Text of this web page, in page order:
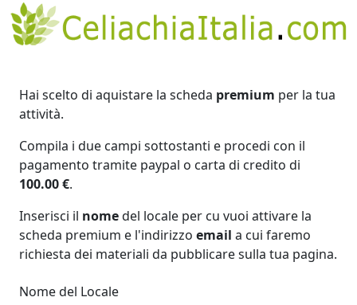
Hai scelto di aquistare la scheda premium per la tua
attività.
Compila i due campi sottostanti e procedi con il
pagamento tramite paypal o carta di credito di
100.00 €.
Inserisci il nomedel locale per cu vuoi attivare la
scheda premium e l'indirizzo email a cui faremo
richiesta dei materiali da pubblicare sulla tua pagina.
Nome del Locale